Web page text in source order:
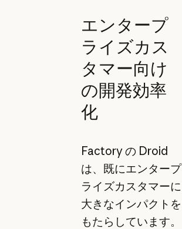
エンタープ
ライズカス
タマー向け
の開発効率
化
Factory の Droid
は、既にエンタープ
ライズカスタマーに
大きなインパクトを
もたらしています。